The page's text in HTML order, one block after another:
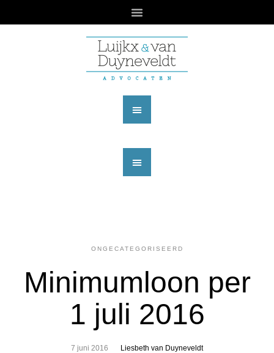
ONGECATEGORISEERD
Minimumloon per
1 juli 2016
7 juni 2016 Liesbeth van Duyneveldt